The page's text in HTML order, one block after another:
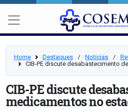
Home Destaques ⠀/⠀ Notícias ⠀/⠀
CIB-PE discute desabastecimento
CIB-PE discute
medicamentos no